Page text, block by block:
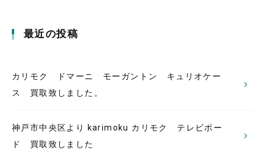
最近の投稿
カリモク ドマーニ モーガントン キュリオケー
ス 買取致しました。
神戸市中央区より karimoku カリモク テレビボー
ド 買取致しました